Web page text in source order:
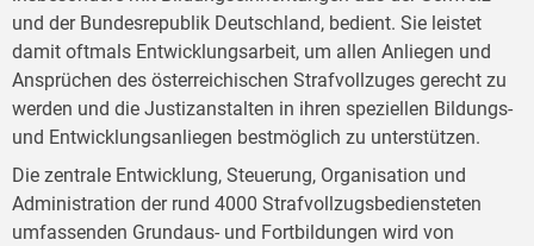
und der Bundesrepublik Deutschland, bedient. Sie leistet
damit oftmals Entwicklungsarbeit, um allen Anliegen und
Ansprüchen des österreichischen Strafvollzuges gerecht zu
werden und die Justizanstalten in ihren speziellen Bildungs-
und Entwicklungsanliegen bestmöglich zu unterstützen.
Die zentrale Entwicklung, Steuerung, Organisation und
Administration der rund 4000 Strafvollzugsbediensteten
umfassenden Grundaus- und Fortbildungen wird von